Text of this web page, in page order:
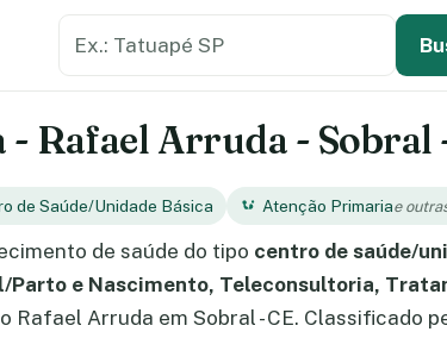
Rafael Arruda - Sobral
de Saúde/Unidade Básica Atenção Primariae
de saúde do tipo centro de saúde/
e Nascimento, Teleconsultoria,
Rafael Arruda em Sobral - CE. Classificado